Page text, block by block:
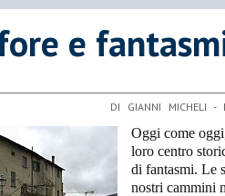
e
DI GIANNI MICHELI -
Oggi come
loro centro
di fantasmi. Le
nostri cammini